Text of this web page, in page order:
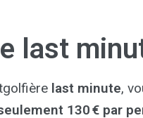
last
last minute,
130 € par